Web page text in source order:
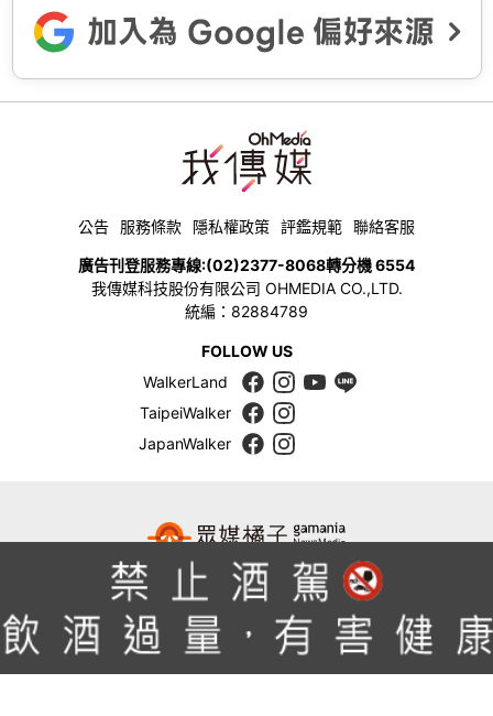
公告 服務條款 隱私權政策 評鑑規範 聯絡客服
廣告刊登服務專線:(02)2377-8068轉分機 6554
我傳媒科技股份有限公司 OHMEDIA CO.,LTD.
統編：82884789
FOLLOW US
WalkerLand
TaipeiWalker
JapanWalker
版權所有，未經許可，不許轉載 © 2026 OHMEDIA CO.,LTD. All
Rights Reserved.